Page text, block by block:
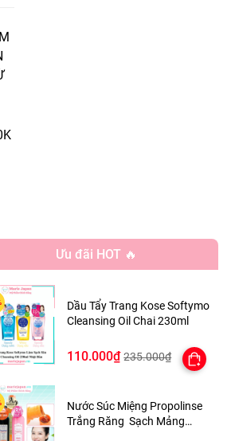
Ưu đãi HOT 🔥
Dầu Tẩy Trang Kose Softymo
Cleansing Oil Chai 230ml
110.000₫ 235.000₫
Nước Súc Miệng Propolinse
Trắng Răng Sạch Mảng